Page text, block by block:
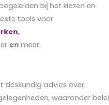
bij het kiezen en
tools voor
,
en meer.
deskundig advies over
waaronder